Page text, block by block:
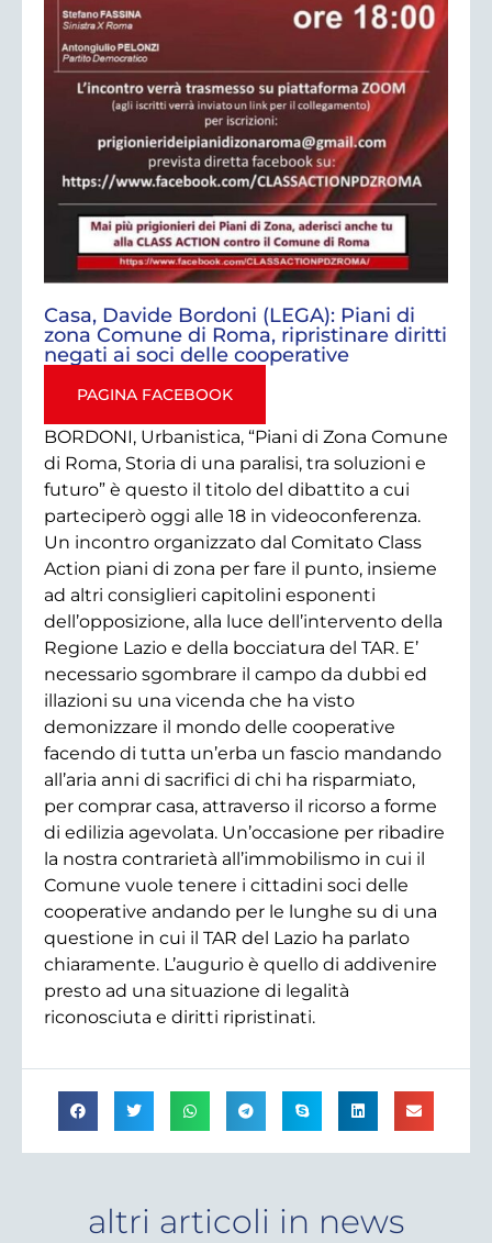
Casa, Davide Bordoni (LEGA): Piani di
zona Comune di Roma, ripristinare diritti
negati ai soci delle cooperative
PAGINA FACEBOOK
BORDONI, Urbanistica, “Piani di Zona Comune
di Roma, Storia di una paralisi, tra soluzioni e
futuro” è questo il titolo del dibattito a cui
parteciperò oggi alle 18 in videoconferenza.
Un incontro organizzato dal Comitato Class
Action piani di zona per fare il punto, insieme
ad altri consiglieri capitolini esponenti
dell’opposizione, alla luce dell’intervento della
Regione Lazio e della bocciatura del TAR. E’
necessario sgombrare il campo da dubbi ed
illazioni su una vicenda che ha visto
demonizzare il mondo delle cooperative
facendo di tutta un’erba un fascio mandando
all’aria anni di sacrifici di chi ha risparmiato,
per comprar casa, attraverso il ricorso a forme
di edilizia agevolata. Un’occasione per ribadire
la nostra contrarietà all’immobilismo in cui il
Comune vuole tenere i cittadini soci delle
cooperative andando per le lunghe su di una
questione in cui il TAR del Lazio ha parlato
chiaramente. L’augurio è quello di addivenire
presto ad una situazione di legalità
riconosciuta e diritti ripristinati.
altri articoli in news